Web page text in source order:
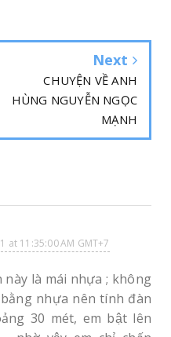
Next
CHUYỆN VỀ ANH
HÙNG NGUYỄN NGỌC
MẠNH
at 11:35:00 AM GMT+7
là mái nhựa ; không
nhựa nên tính đàn
30 mét, em bật lên